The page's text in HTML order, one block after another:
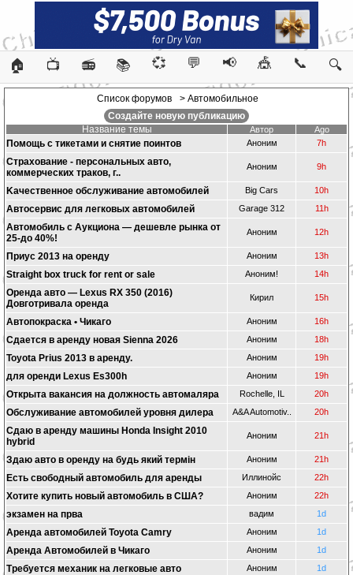
🏠 📺 📻 📚 💞 💬 📢 🎪 📞 🔍
Список форумов
> Автомобильное
Создайте новую публикацию
Название темы
Автор Ago
Помощь с тикетами и снятие поинтов Аноним 7h
Страхование - персональных авто,
коммерческих траков, г..
Аноним 9h
Kачественное обслуживание автомобилей Big Cars 10h
Автосервис для легковых автомобилей Garage 312 11h
Автомобиль с Аукциона — дешевле рынка от
25-до 40%!
Аноним 12h
Приус 2013 на оренду Аноним 13h
Straight box truck for rent or sale Аноним! 14h
Оренда авто — Lexus RX 350 (2016)
Довготривала оренда
Кирил 15h
Автопокраска • Чикаго Аноним 16h
Сдается в аренду новая Sienna 2026 Аноним 18h
Toyota Prius 2013 в аренду. Аноним 19h
для оренди Lexus Es300h Аноним 19h
Открыта вакансия на должность автомаляра Rochelle, IL 20h
Обслуживание автомобилей уровня дилера A&A Automotiv.. 20h
Сдаю в аренду машины Honda Insight 2010
hybrid
Аноним 21h
Здаю авто в оренду на будь який термін Аноним 21h
Есть свободный автомобиль для аренды Иллинойс 22h
Хотите купить новый автомобиль в США? Аноним 22h
экзамен на прва вадим 1d
Аренда автомобилей Toyota Camry Аноним 1d
Аренда Автомобилей в Чикаго Аноним 1d
Требуется механик на легковые авто Аноним 1d